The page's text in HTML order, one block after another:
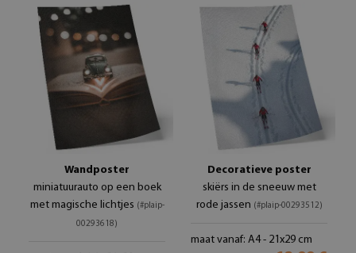
Wandposter
miniatuurauto op een boek
met magische lichtjes (#plaip-
00293618)
Decoratieve poster
skiërs in de sneeuw met
rode jassen (#plaip-00293512)
maat vanaf: A4 - 21x29 cm